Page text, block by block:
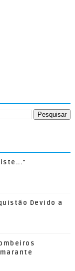
Devido a